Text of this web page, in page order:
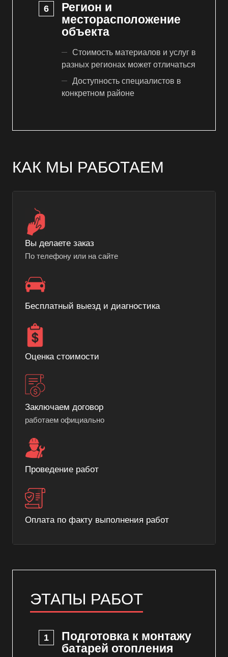
Регион и
месторасположение
объекта
Стоимость материалов и услуг в
разных регионах может отличаться
Доступность специалистов в
конкретном районе
КАК МЫ РАБОТАЕМ
Вы делаете заказ
По телефону или на сайте
Бесплатный выезд и диагностика
Оценка стоимости
Заключаем договор
работаем официально
Проведение работ
Оплата по факту выполнения работ
ЭТАПЫ РАБОТ
Подготовка к монтажу
батарей отопления